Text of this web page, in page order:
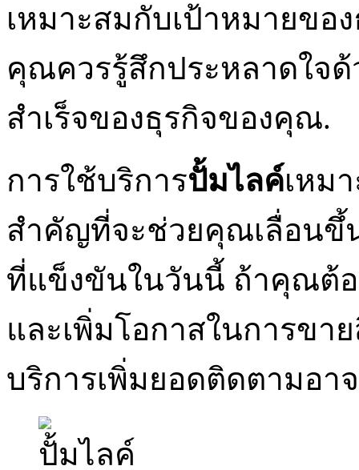
เหมาะสมกับเป้าหมายข
คุณควรรู้สึกประหลาดใจ
สำเร็จของธุรกิจของคุณ.
การใช้บริการปั้มไลค์เหม
สำคัญที่จะช่วยคุณเลื่อนขึ้
ที่แข็งขันในวันนี้ ถ้าคุณต้อ
และเพิ่มโอกาสในการข
บริการเพิ่มยอดติดตามอ